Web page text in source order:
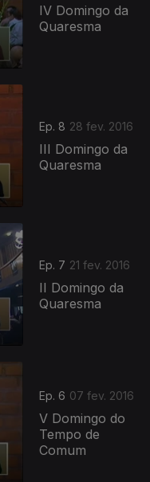
IV Domingo da
Quaresma
Ep. 8 28 fev. 2016
III Domingo da
Quaresma
Ep. 7 21 fev. 2016
II Domingo da
Quaresma
Ep. 6 07 fev. 2016
V Domingo do
Tempo de
Comum